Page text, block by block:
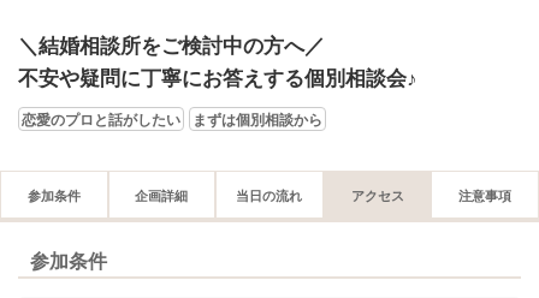
＼結婚相談所をご検討中の方へ／
不安や疑問に丁寧にお答えする個別相談会♪
恋愛のプロと話がしたい まずは個別相談から
参加条件 企画詳細 当日の流れ アクセス 注意事項
参加条件